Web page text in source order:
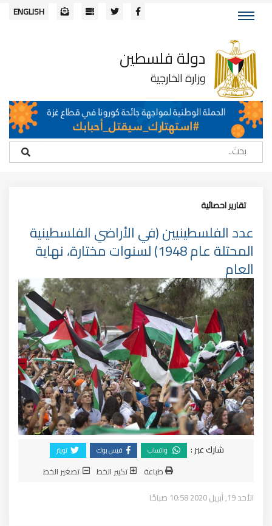
دولة فلسطين
وزارة الخارجية
ENGLISH
تقارير احصائية
عدد الفلسطينيين (في الأراضي الفلسطينية
المحتلة عام 1948) لسنوات مختارة، نهاية
العام
شارك عبر : واتساب فيس بوك تويتر
طباعة تكبير الخط
تصغير الخط
الأحد 19, أبريل 2020 10:58 صباحًا